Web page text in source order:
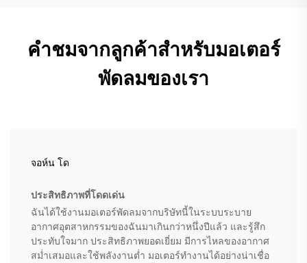
คำชมจากลูกค้าสำหรับมอเตอร์
พัดลมของเรา
จอห์น โด
ประสิทธิภาพที่โดดเด่น
ฉันได้ใช้งานมอเตอร์พัดลมจากบริษัทนี้ในระบบระบาย
อากาศอุตสาหกรรมของฉันมาเกินกว่าหนึ่งปีแล้ว และรู้สึก
ประทับใจมาก ประสิทธิภาพยอดเยี่ยม มีการไหลของอากาศ
สม่ำเสมอและใช้พลังงานต่ำ มอเตอร์ทำงานได้อย่างน่าเชื่อ